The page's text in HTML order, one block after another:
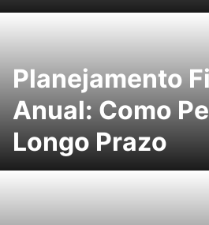
Planejamento
Anual: Como
Longo Prazo